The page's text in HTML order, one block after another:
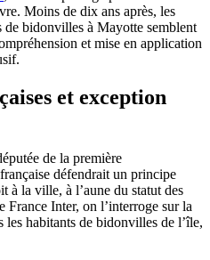
Moins de dix ans après, les
de bidonvilles à Mayotte semblent
et mise en application
et exception
de la première
défendrait un principe
à la ville, à l’aune du statut des
France Inter, on l’interroge sur la
habitants de bidonvilles de l’île,